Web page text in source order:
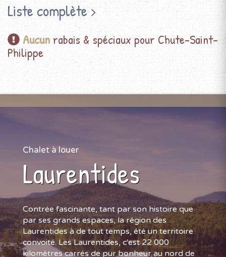
Liste complète
Aucun rabais & spéciaux pour Chute-Saint-
Philippe
Chalet à louer
Laurentides
Contrée fascinante, tant par son histoire que
par ses grands espaces, la région des
Laurentides à de tout temps, été un territoire
convoité. Les Laurentides, c'est 22 000
kilomètres carrés de pur bonheur au nord de